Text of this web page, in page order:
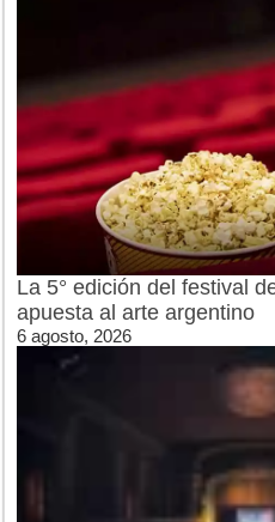
La 5° edición del festival
apuesta al arte argentino
6 agosto, 2026